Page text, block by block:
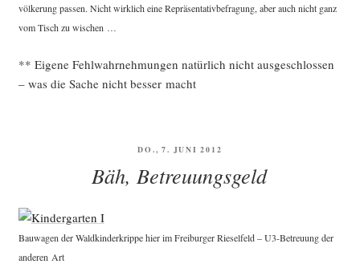
völ­ke­rung pas­sen. Nicht wirk­lich eine Reprä­sen­ta­tiv­be­fra­gung, aber auch nicht ganz
vom Tisch zu wischen …
** Eige­ne Fehl­wahr­neh­mun­gen natür­lich nicht aus­ge­schlos­sen
– was die Sache nicht bes­ser macht
VERÖFFENTLICHT
DO., 7. JUNI 2012
Bäh, Betreuungsgeld
Bau­wa­gen der Wald­kin­der­krip­pe hier im Frei­bur­ger Rie­sel­feld – U3-Betreu­ung der
ande­ren Art